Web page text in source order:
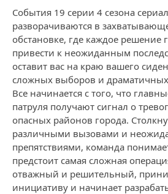
События 19 серии 4 сезона
разворачиваются в
обстановке, где каждое решение
привести к неожиданным
оставит вас на краю вашего
сложных выборов и
Все начинается с того, что
патруля получают сигнал о
опасных районов города.
различными вызовами и
препятствиями, команда
предстоит самая сложная
отважный и решительный,
инициативу и начинает